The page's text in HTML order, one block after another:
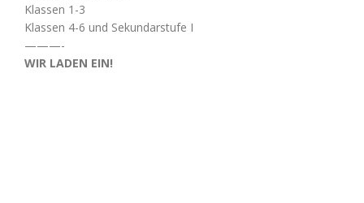
Klassen 1-3
Klassen 4-6 und Sekundarstufe I
———-
WIR LADEN EIN!